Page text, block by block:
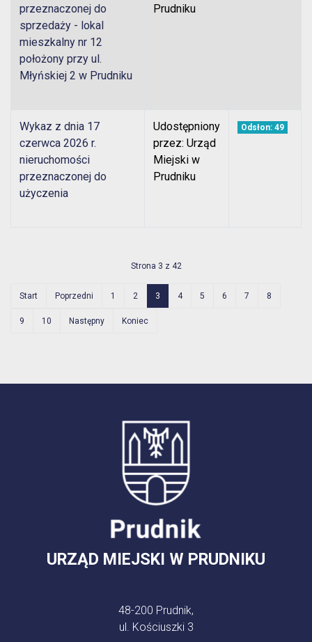
przeznaczonej do
sprzedaży - lokal
mieszkalny nr 12
położony przy ul.
Młyńskiej 2 w Prudniku
Prudniku
Wykaz z dnia 17
czerwca 2026 r.
nieruchomości
przeznaczonej do
użyczenia
Udostępniony
przez: Urząd
Miejski w
Prudniku
Odsłon: 49
Strona 3 z 42
Start Poprzedni 1 2 3 4 5 6 7 8
9 10 Następny Koniec
URZĄD MIEJSKI W PRUDNIKU
48-200 Prudnik,
ul. Kościuszki 3